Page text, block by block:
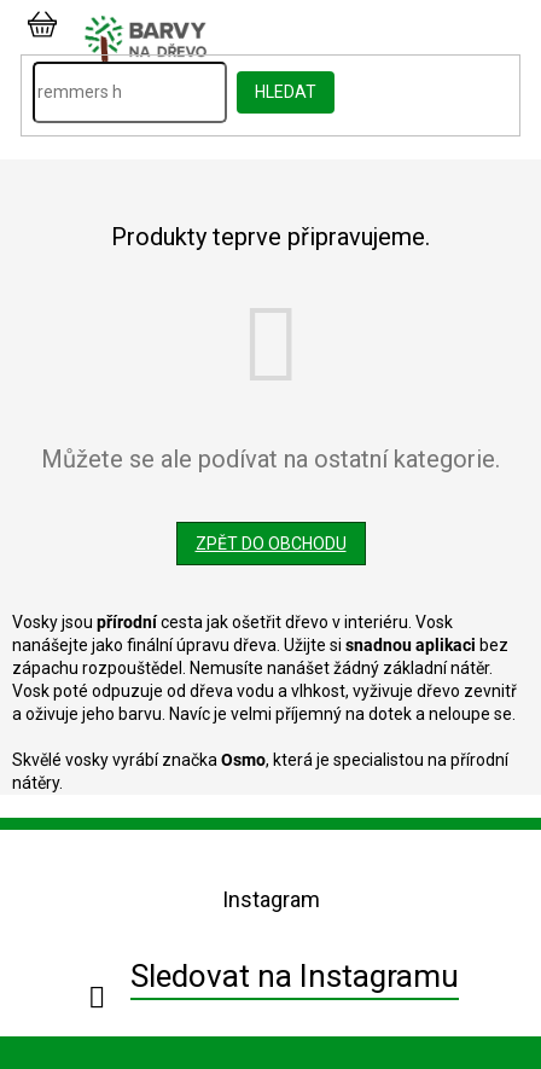
Přejít
obsah
HLEDAT
NÁKUPNÍ
KOŠÍK
Produkty teprve připravujeme.
Můžete se ale podívat na ostatní kategorie.
ZPĚT DO OBCHODU
Vosky jsou přírodnícesta jak ošetřit dřevo v interiéru. Vosk
nanášejte jako finální úpravu dřeva. Užijte si snadnou aplikaci bez
zápachu rozpouštědel. Nemusíte nanášet žádný základní nátěr.
Vosk poté odpuzuje od dřeva vodu a vlhkost, vyživuje dřevo zevnitř
a oživuje jeho barvu. Navíc je velmi příjemný na dotek a neloupe se.
Skvělé vosky vyrábí značkaOsmo, která je specialistou na přírodní
nátěry.
Z
Instagram
Sledovat na Instagramu